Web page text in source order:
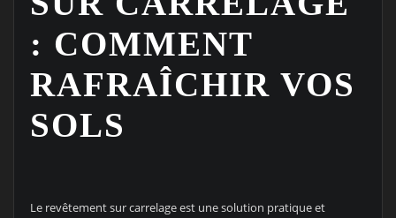
: COMMENT
RAFRAÎCHIR VOS
SOLS
Le revêtement sur carrelage est une solution pratique et